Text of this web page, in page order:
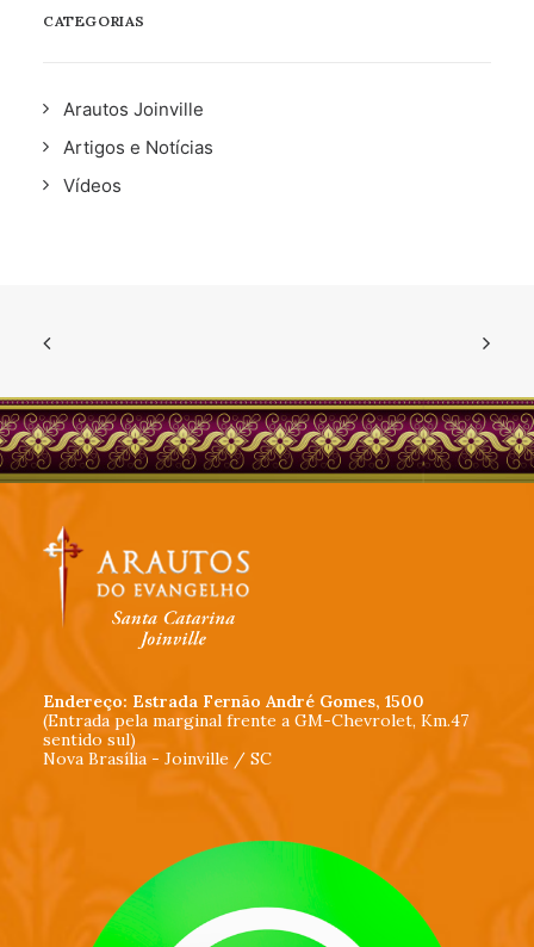
CATEGORIAS
Arautos Joinville
Artigos e Notícias
Vídeos
Endereço: Estrada Fernão André Gomes, 1500
(Entrada pela marginal frente a GM-Chevrolet, Km.47
sentido sul)
Nova Brasília - Joinville / SC